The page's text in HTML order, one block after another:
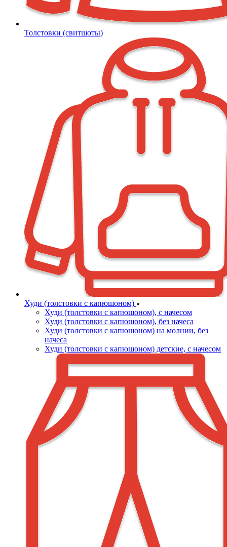
Толстовки (свитшоты)
Худи (толстовки с капюшоном)
Худи (толстовки c капюшоном), с начесом
Худи (толстовки c капюшоном), без начеса
Худи (толстовки с капюшоном) на молнии, без
начеса
Худи (толстовки c капюшоном) детские, с начесом